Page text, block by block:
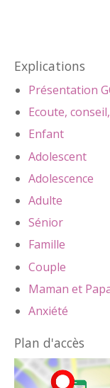
Explications
Présentation
Ecoute,
Enfant
Adolescent
Adolescence
Adulte
Sénior
Famille
Couple
Maman et
Anxiété
Plan d'accès